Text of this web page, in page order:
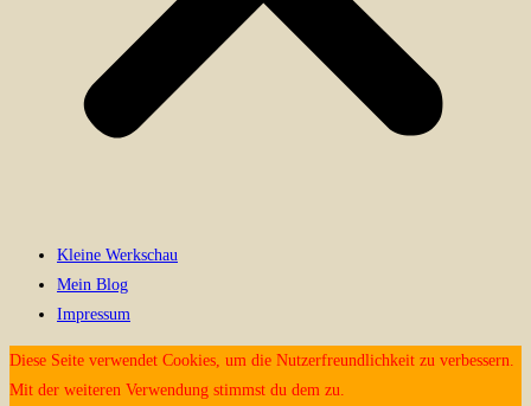
Kleine Werkschau
Mein Blog
Impressum
Diese Seite verwendet Cookies, um die Nutzerfreundlichkeit zu verbessern.
Mit der weiteren Verwendung stimmst du dem zu.